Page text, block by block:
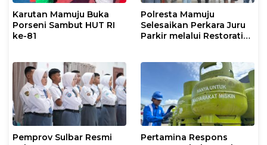
Karutan Mamuju Buka
Porseni Sambut HUT RI
ke-81
Polresta Mamuju
Selesaikan Perkara Juru
Parkir melalui Restorative
Pemprov Sulbar Resmi
Pertamina Respons